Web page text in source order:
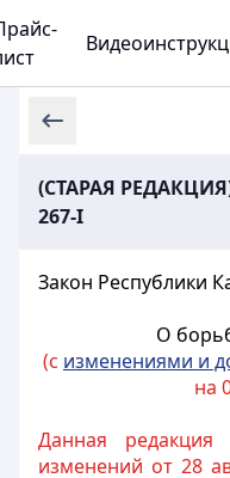
(СТАРАЯ
267-I
Закон Республики
О
(с изменениями и
на
Данная редакция
изменений от 28